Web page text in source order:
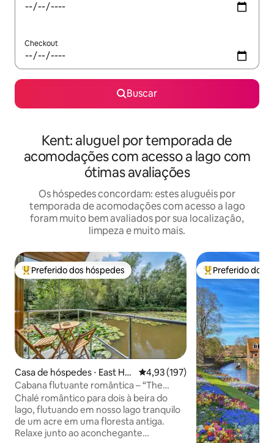
Checkout
Buscar
Kent: aluguel por temporada de
acomodações com acesso a lago com
ótimas avaliações
Os hóspedes concordam: estes aluguéis por
temporada de acomodações com acesso a lago
foram muito bem avaliados por sua localização,
limpeza e muito mais.
Entre os melhores preferidos dos hóspedes
Preferido dos hóspedes
Casa de hóspedes ⋅ East Ho
athly
4,93 de uma avaliação média de
4,93 (197)
Cabana flutuante romântica – “The
Water Snug”
Chalé romântico para dois à beira do
lago, flutuando em nosso lago tranquilo
de um acre em uma floresta antiga.
Relaxe junto ao aconchegante
Entre os
Preferido dos